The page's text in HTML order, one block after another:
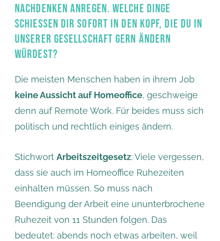
NACHDENKEN ANREGEN. WELCHE DINGE
SCHIESSEN DIR SOFORT IN DEN KOPF, DIE DU IN U
NSERER GESELLSCHAFT GERN ÄNDERN W
ÜRDEST?
Die meisten Menschen haben in ihrem Job
keine Aussicht auf Homeoffice, geschweige
denn auf Remote Work. Für beides muss sich
politisch und rechtlich einiges ändern.
Stichwort Arbeitszeitgesetz: Viele vergessen,
dass sie auch im Homeoffice Ruhezeiten
einhalten müssen. So muss nach
Beendigung der Arbeit eine ununterbrochene
Ruhezeit von 11 Stunden folgen. Das
bedeutet: abends noch etwas arbeiten, weil